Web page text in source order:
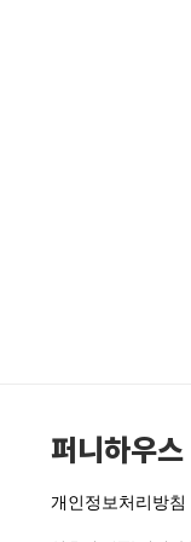
퍼니하우스
개인정보처리방침